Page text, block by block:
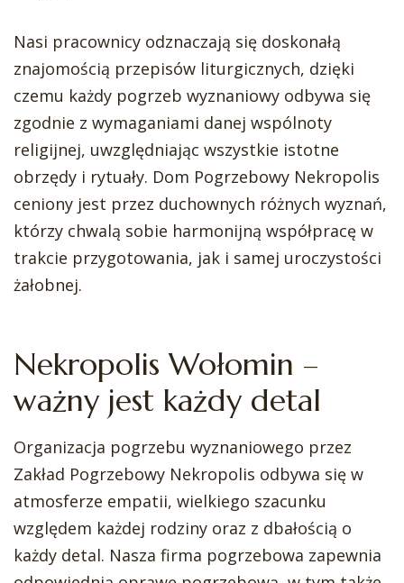
Nasi pracownicy odznaczają się doskonałą
znajomością przepisów liturgicznych, dzięki
czemu każdy pogrzeb wyznaniowy odbywa się
zgodnie z wymaganiami danej wspólnoty
religijnej, uwzględniając wszystkie istotne
obrzędy i rytuały. Dom Pogrzebowy Nekropolis
ceniony jest przez duchownych różnych wyznań,
którzy chwalą sobie harmonijną współpracę w
trakcie przygotowania, jak i samej uroczystości
żałobnej.
Nekropolis Wołomin –
ważny jest każdy detal
Organizacja pogrzebu wyznaniowego przez
Zakład Pogrzebowy Nekropolis odbywa się w
atmosferze empatii, wielkiego szacunku
względem każdej rodziny oraz z dbałością o
każdy detal. Nasza firma pogrzebowa zapewnia